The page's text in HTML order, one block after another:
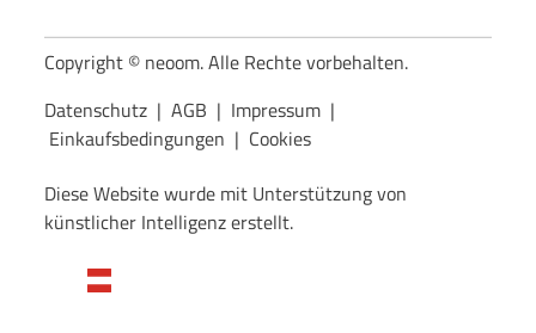
Copyright © neoom. Alle Rechte vorbehalten.
Datenschutz| AGB | Impressum|
Einkaufsbedingungen | Cookies
Diese Website wurde mit Unterstützung von
künstlicher Intelligenz erstellt.